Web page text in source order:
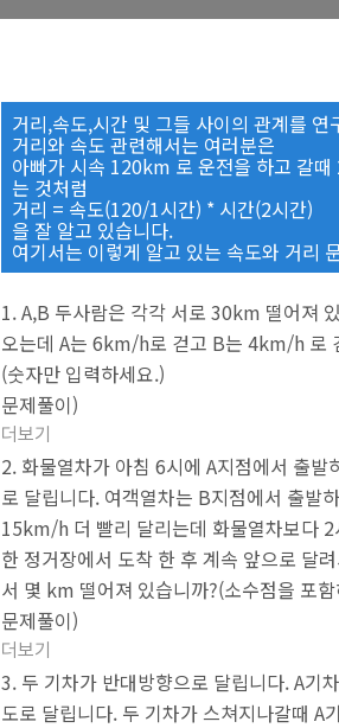
거리,속도,시간 및 그들 사이의 관계를
거리와 속도 관련해서는 여러분은
아빠가 시속 120km 로 운전을 하고 갈
는 것처럼
거리 = 속도(120/1시간) * 시간(2시간)
을 잘 알고 있습니다.
여기서는 이렇게 알고 있는 속도와 거리
1. A,B 두사람은 각각 서로 30km 떨어져
오는데 A는 6km/h로 걷고 B는 4km/h 로
(숫자만 입력하세요.)
문제풀이)
더보기
2. 화물열차가 아침 6시에 A지점에서 출
로 달립니다. 여객열차는 B지점에서 출발
15km/h 더 빨리 달리는데 화물열차보다
한 정거장에서 도착 한 후 계속 앞으로 달
서 몇 km 떨어져 있습니까?(소수점을 포
문제풀이)
더보기
3. 두 기차가 반대방향으로 달립니다. A
도로 달립니다. 두 기차가 스쳐지나갈때 A